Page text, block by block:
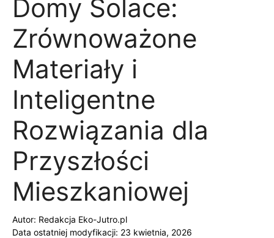
Domy Solace:
Zrównoważone
Materiały i
Inteligentne
Rozwiązania dla
Przyszłości
Mieszkaniowej
Autor: Redakcja Eko-Jutro.pl
Data ostatniej modyfikacji: 23 kwietnia, 2026